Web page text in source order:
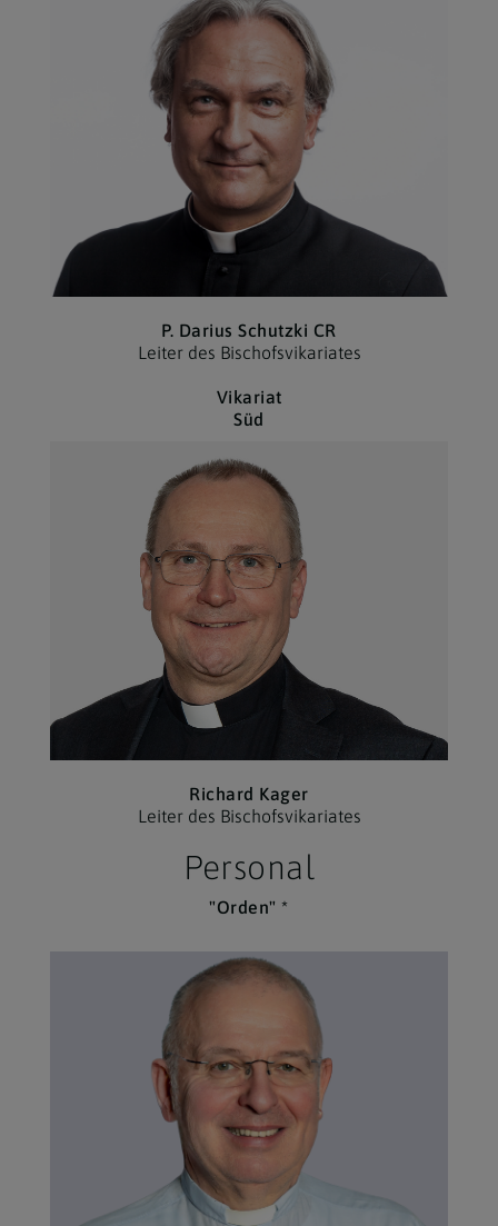
P. Darius Schutzki CR
Leiter des Bischofs­vikariates
Vikariat
Süd
Richard Kager
Leiter des Bischofs­vikariates
Personal
"Orden" *